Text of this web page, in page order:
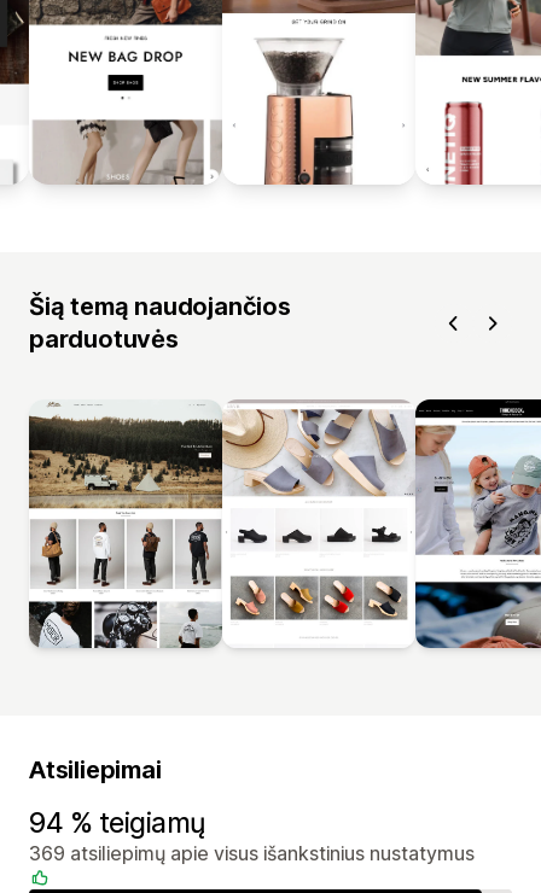
Šią temą naudojančios
parduotuvės
Atsiliepimai
94 % teigiamų
369 atsiliepimų apie visus išankstinius nustatymus